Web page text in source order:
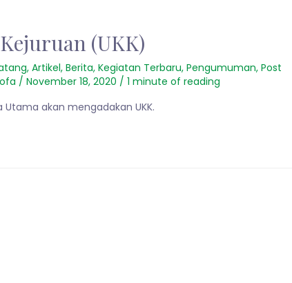
(UKK)
,Artikel,Berita,Kegiatan Terbaru,Pengumuman,Post
/November 18, 2020 /1 minute of reading
Utama akan mengadakan UKK.